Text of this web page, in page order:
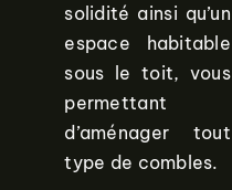
solidité ainsi qu’un
espace habitable
sous le toit, vous
permettant
d’aménager tout
type de combles.